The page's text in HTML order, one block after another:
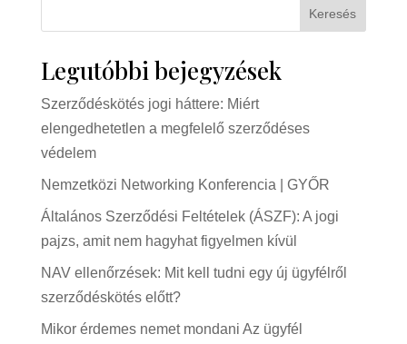
Keresés
Legutóbbi bejegyzések
Szerződéskötés jogi háttere: Miért
elengedhetetlen a megfelelő szerződéses
védelem
Nemzetközi Networking Konferencia | GYŐR
Általános Szerződési Feltételek (ÁSZF): A jogi
pajzs, amit nem hagyhat figyelmen kívül
NAV ellenőrzések: Mit kell tudni egy új ügyfélről
szerződéskötés előtt?
Mikor érdemes nemet mondani Az ügyfél